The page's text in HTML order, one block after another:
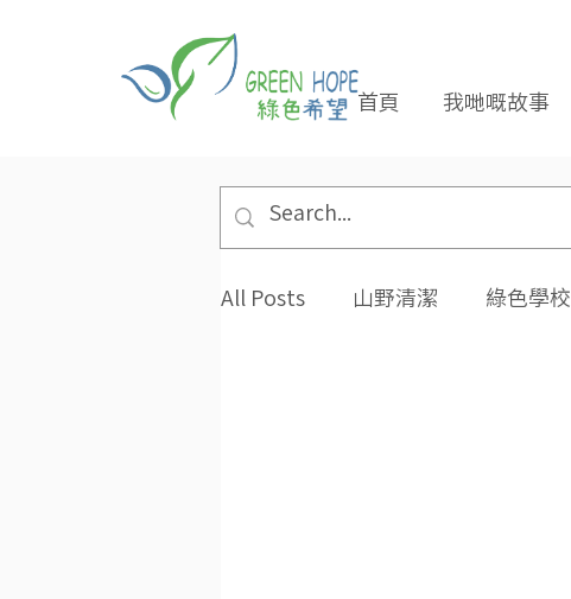
首頁 我哋嘅故事
All Posts 山野清潔 綠色學校